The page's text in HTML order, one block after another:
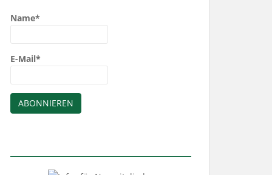
Name*
E-Mail*